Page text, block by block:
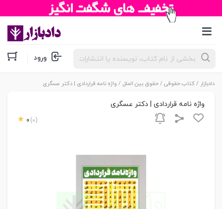
جستجوی
محصولات ورود
دادبازار /کتاب حقوقی /حقوق بین الملل / واژه نامه قراردادی | دکتر عسگری
واژه نامه قراردادی | دکتر عسگری
0 (0)